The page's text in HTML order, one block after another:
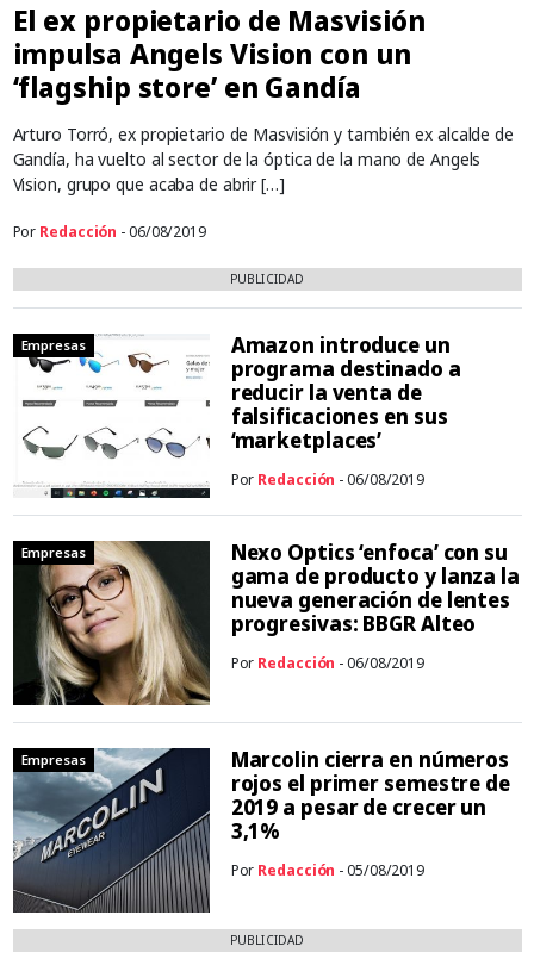
El ex propietario de Masvisión
impulsa Angels Vision con un
‘flagship store’ en Gandía
Arturo Torró, ex propietario de Masvisión y también ex alcalde de
Gandía, ha vuelto al sector de la óptica de la mano de Angels
Vision, grupo que acaba de abrir […]
Por Redacción - 06/08/2019
PUBLICIDAD
Empresas
Amazon introduce un
programa destinado a
reducir la venta de
falsificaciones en sus
‘marketplaces’
Por Redacción - 06/08/2019
Empresas
Nexo Optics ‘enfoca’ con su
gama de producto y lanza la
nueva generación de lentes
progresivas: BBGR Alteo
Por Redacción - 06/08/2019
Empresas
Marcolin cierra en números
rojos el primer semestre de
2019 a pesar de crecer un
3,1%
Por Redacción - 05/08/2019
PUBLICIDAD